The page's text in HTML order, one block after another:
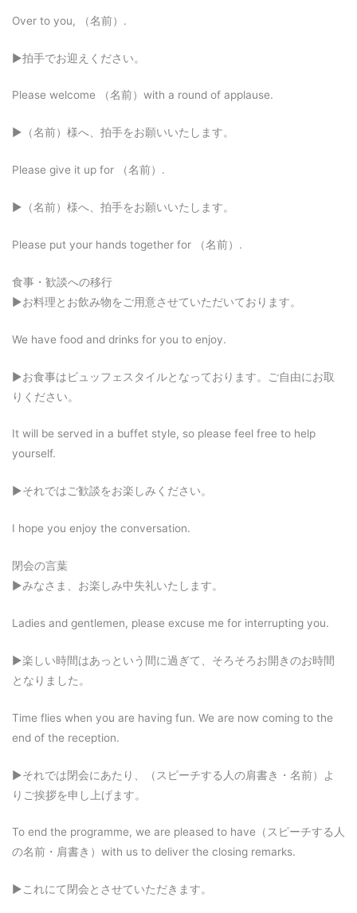
Over to you, （名前）.
▶︎拍手でお迎えください。
Please welcome （名前）with a round of applause.
▶︎（名前）様へ、拍手をお願いいたします。
Please give it up for （名前）.
▶︎（名前）様へ、拍手をお願いいたします。
Please put your hands together for （名前）.
食事・歓談への移行
▶︎お料理とお飲み物をご用意させていただいております。
We have food and drinks for you to enjoy.
▶︎お食事はビュッフェスタイルとなっております。ご自由にお取
りください。
It will be served in a buffet style, so please feel free to help
yourself.
▶︎それではご歓談をお楽しみください。
I hope you enjoy the conversation.
閉会の言葉
▶︎みなさま、お楽しみ中失礼いたします。
Ladies and gentlemen, please excuse me for interrupting you.
▶︎楽しい時間はあっという間に過ぎて、そろそろお開きのお時間
となりました。
Time flies when you are having fun. We are now coming to the
end of the reception.
▶︎それでは閉会にあたり、（スピーチする人の肩書き・名前）よ
りご挨拶を申し上げます。
To end the programme, we are pleased to have（スピーチする人
の名前・肩書き）with us to deliver the closing remarks.
▶︎これにて閉会とさせていただきます。